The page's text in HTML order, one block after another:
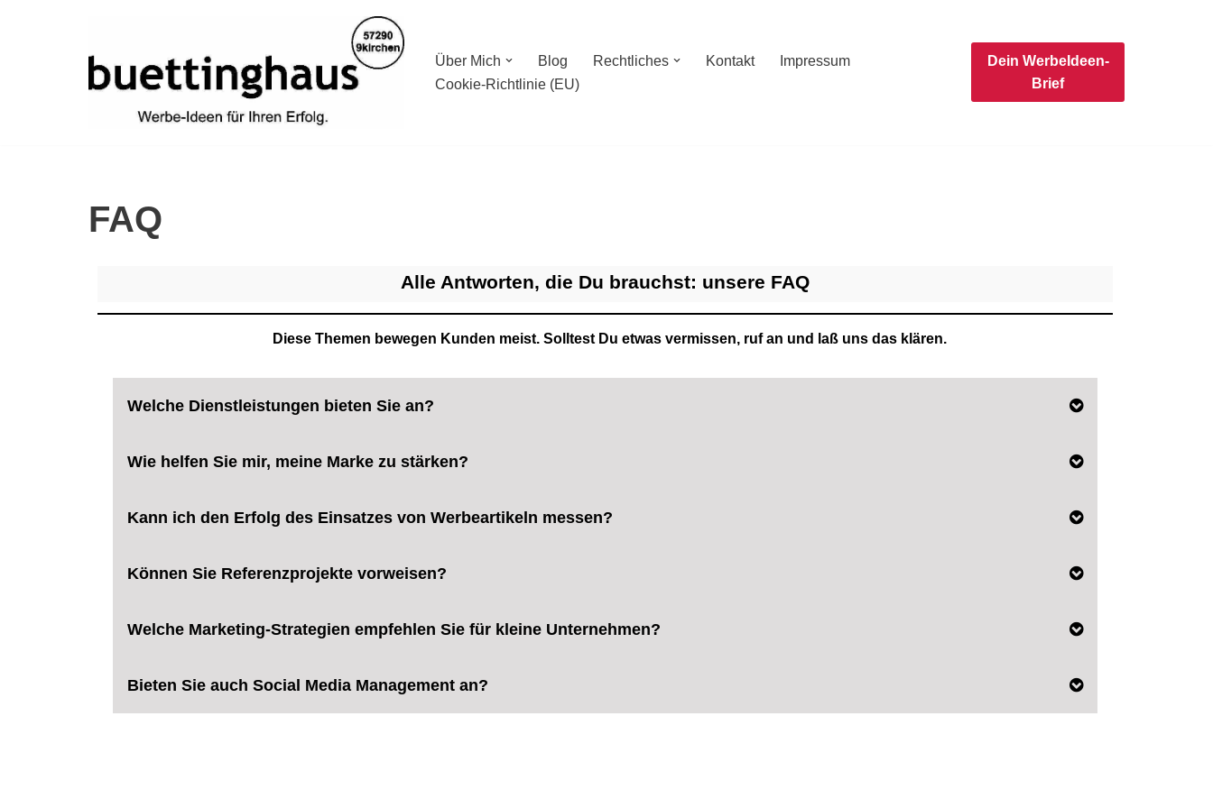
Über Mich Blog Rechtliches Kontakt
Impressum
Cookie-Richtlinie (EU)
Dein WerbeIdeen-
Brief
FAQ
Alle Antworten, die Du brauchst: unsere FAQ
Diese Themen bewegen Kunden meist. Solltest Du etwas vermissen, ruf an und laß uns das klären.
Welche Dienstleistungen bieten Sie an?
Wie helfen Sie mir, meine Marke zu stärken?
Kann ich den Erfolg des Einsatzes von Werbeartikeln messen?
Können Sie Referenzprojekte vorweisen?
Welche Marketing-Strategien empfehlen Sie für kleine Unternehmen?
Bieten Sie auch Social Media Management an?